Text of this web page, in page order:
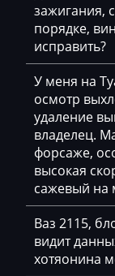
Dodge
Dongfeng
Doosan
Doppstadt
Dynapac
EcoLog
Eggersmann
Exeed
Extreme
зажигания,
порядке,
исправить?
У меня на
осмотр
удаление
владелец.
форсаже,
высокая
сажевый на
Ваз 2115,
видит
хотяонина